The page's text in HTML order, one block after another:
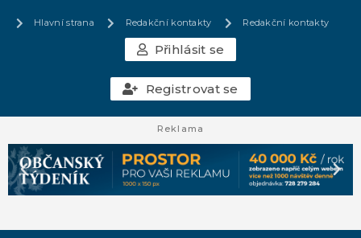
Hlavní strana Redakční kontakty Redakční kontakty
Přihlásit se
Registrovat se
Reklama